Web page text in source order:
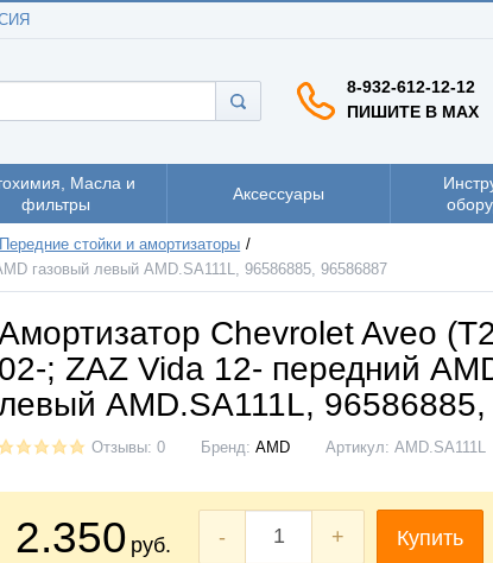
8-932-612-12-12
ПИШИТЕ В MAX
Масла и
фильтры
Аксессуары
Передние стойки и амортизаторы
газовый левый AMD.SA111L, 96586885, 96586887
Chevrolet Aveo
02-; ZAZ Vida 12- передний
AMD.SA111L,
Отзывы: 0 Бренд: AMD Артикул: AMD.SA111L
2.350 руб. - + Купить